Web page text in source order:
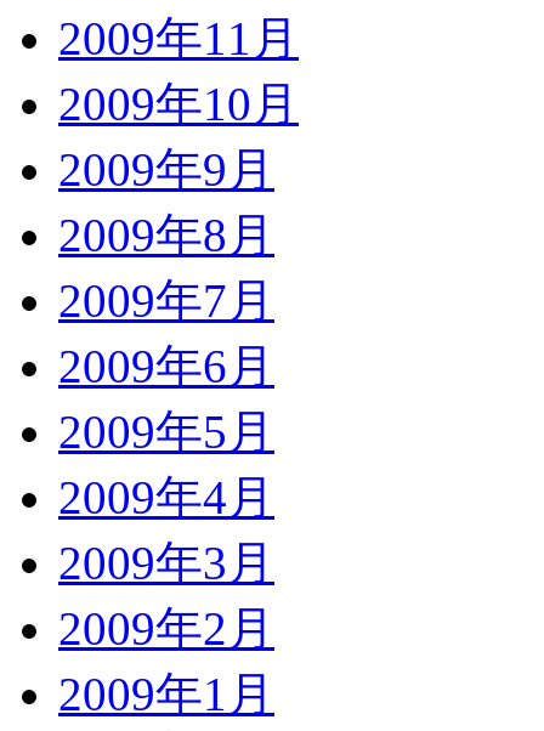
2009年11月
2009年10月
2009年9月
2009年8月
2009年7月
2009年6月
2009年5月
2009年4月
2009年3月
2009年2月
2009年1月